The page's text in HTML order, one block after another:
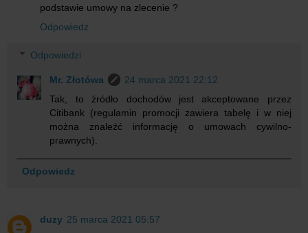
podstawie umowy na zlecenie ?
Odpowiedz
Odpowiedzi
Mr. Złotówa
24 marca 2021 22:12
Tak, to źródło dochodów jest akceptowane przez
Citibank (regulamin promocji zawiera tabelę i w niej
można znaleźć informację o umowach cywilno-
prawnych).
Odpowiedz
duzy 25 marca 2021 05:57